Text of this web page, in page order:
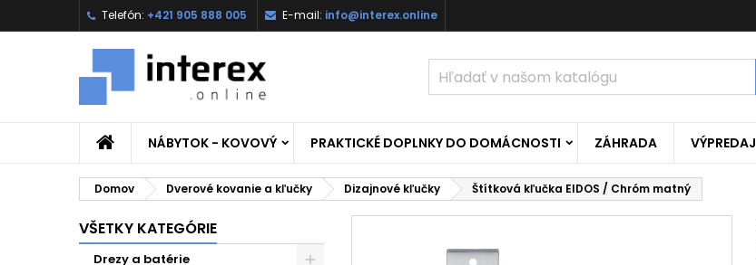
Telefón: +421 905 888 005 E-mail: info@interex.online
NÁBYTOK - KOVOVÝ PRAKTICKÉ DOPLNKY DO DOMÁCNOSTI ZÁHRADA VÝPREDAJ
Domov Dverové kovanie a kľučky Dizajnové kľučky Štítková kľučka EIDOS / Chróm matný
VŠETKY KATEGÓRIE
Drezy a batérie